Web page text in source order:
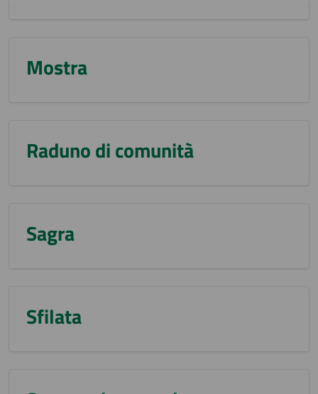
Mostra
Raduno di comunità
Sagra
Sfilata